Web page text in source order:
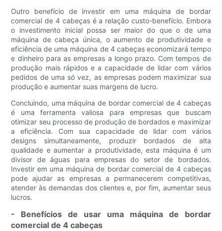
Outro benefício de investir em uma máquina de bordar
comercial de 4 cabeças é a relação custo-benefício. Embora
o investimento inicial possa ser maior do que o de uma
máquina de cabeça única, o aumento de produtividade e
eficiência de uma máquina de 4 cabeças economizará tempo
e dinheiro para as empresas a longo prazo. Com tempos de
produção mais rápidos e a capacidade de lidar com vários
pedidos de uma só vez, as empresas podem maximizar sua
produção e aumentar suas margens de lucro.
Concluindo, uma máquina de bordar comercial de 4 cabeças
é uma ferramenta valiosa para empresas que buscam
otimizar seu processo de produção de bordados e maximizar
a eficiência. Com sua capacidade de lidar com vários
designs simultaneamente, produzir bordados de alta
qualidade e aumentar a produtividade, esta máquina é um
divisor de águas para empresas do setor de bordados.
Investir em uma máquina de bordar comercial de 4 cabeças
pode ajudar as empresas a permanecerem competitivas,
atender às demandas dos clientes e, por fim, aumentar seus
lucros.
- Benefícios de usar uma máquina de bordar
comercial de 4 cabeças